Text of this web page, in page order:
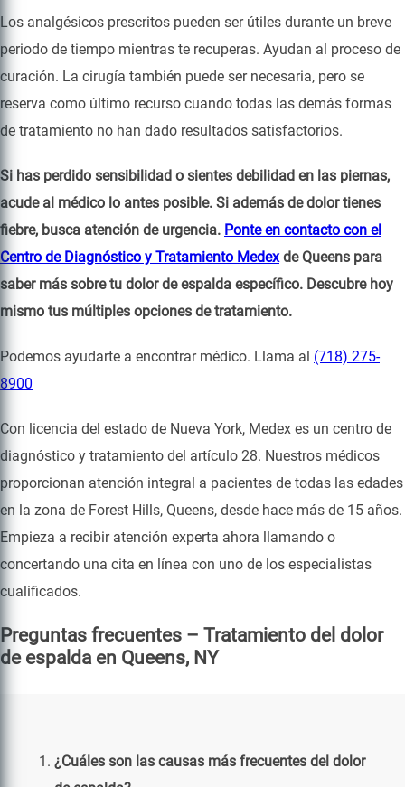
Los analgésicos prescritos pueden ser útiles durante un breve
periodo de tiempo mientras te recuperas. Ayudan al proceso de
curación. La cirugía también puede ser necesaria, pero se
reserva como último recurso cuando todas las demás formas
de tratamiento no han dado resultados satisfactorios.
Si has perdido sensibilidad o sientes debilidad en las piernas,
acude al médico lo antes posible. Si además de dolor tienes
fiebre, busca atención de urgencia. Ponte en contacto con el
Centro de Diagnóstico y Tratamiento Medexde Queens para
saber más sobre tu dolor de espalda específico. Descubre hoy
mismo tus múltiples opciones de tratamiento.
Podemos ayudarte a encontrar médico. Llama al (718) 275-
8900
Con licencia del estado de Nueva York, Medex es un centro de
diagnóstico y tratamiento del artículo 28. Nuestros médicos
proporcionan atención integral a pacientes de todas las edades
en la zona de Forest Hills, Queens, desde hace más de 15 años.
Empieza a recibir atención experta ahora llamando o
concertando una cita en línea con uno de los especialistas
cualificados.
Preguntas frecuentes – Tratamiento del dolor
de espalda en Queens, NY
¿Cuáles son las causas más frecuentes del dolor